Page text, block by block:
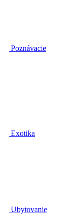
Poznávacie
Exotika
Ubytovanie